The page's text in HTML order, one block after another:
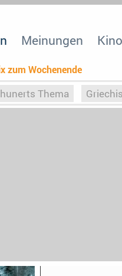
zum Wochenende
Meinungen Kino
Thema